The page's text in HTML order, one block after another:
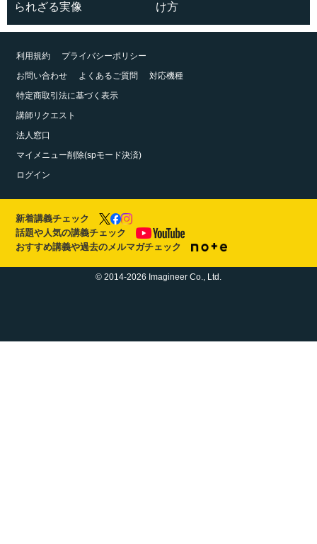
られざる実像
け方
利用規約
プライバシーポリシー
お問い合わせ
よくあるご質問
対応機種
特定商取引法に基づく表示
講師リクエスト
法人窓口
マイメニュー削除(spモード決済)
ログイン
新着講義チェック
話題や人気の講義チェック
おすすめ講義や過去のメルマガチェック
© 2014-2026 Imagineer Co., Ltd.